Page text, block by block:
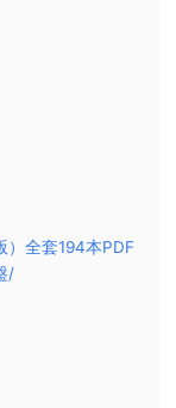
全套194本PDF
/